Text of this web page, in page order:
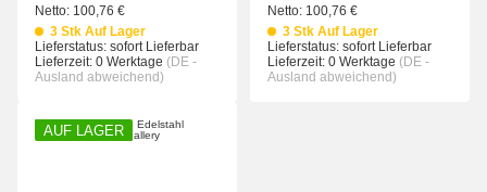
Netto: 100,76 €
3 Stk Auf Lager
Lieferstatus: sofort Lieferbar
Lieferzeit: 0 Werktage (DE -
Ausland abweichend)
Netto: 100,76 €
3 Stk Auf Lager
Lieferstatus: sofort Lieferbar
Lieferzeit: 0 Werktage (DE -
Ausland abweichend)
AUF LAGER